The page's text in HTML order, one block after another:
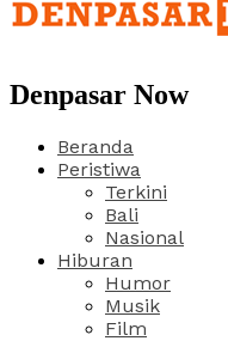
Denpasar Now
Beranda
Peristiwa
Terkini
Bali
Nasional
Hiburan
Humor
Musik
Film